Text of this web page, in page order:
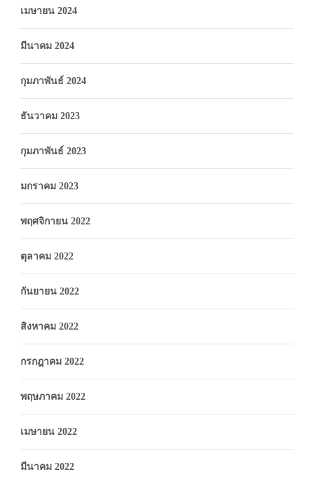
เมษายน 2024
มีนาคม 2024
กุมภาพันธ์ 2024
ธันวาคม 2023
กุมภาพันธ์ 2023
มกราคม 2023
พฤศจิกายน 2022
ตุลาคม 2022
กันยายน 2022
สิงหาคม 2022
กรกฎาคม 2022
พฤษภาคม 2022
เมษายน 2022
มีนาคม 2022